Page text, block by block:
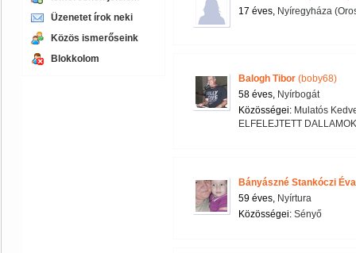
Üzenetet írok neki
Közös ismerőseink
Blokkolom
17 éves, Nyíregyháza
Balogh Tibor (boby68)
58 éves, Nyírbogát
Közösségei: Mulatós
ELFELEJTETT
Bányászné Stankóczi Éva
59 éves, Nyírtura
Közösségei: Sényő